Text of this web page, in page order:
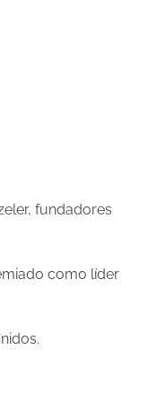
fundadores
como líder